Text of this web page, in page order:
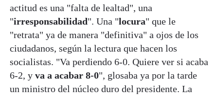
actitud es una "falta de lealtad", una
"irresponsabilidad". Una "locura" que le
"retrata" ya de manera "definitiva" a ojos de los
ciudadanos, según la lectura que hacen los
socialistas. "Va perdiendo 6-0. Quiere ver si acaba
6-2, y va a acabar 8-0", glosaba ya por la tarde
un ministro del núcleo duro del presidente. La